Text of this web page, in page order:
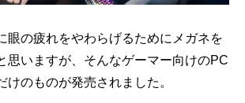
眼の疲れをやわらげるためにメガネを
思いますが、そんなゲーマー向けのPC
けのものが発売されました。